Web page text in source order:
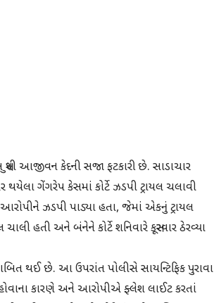
આજીવન કેદની સજા ફટકારી છે. સાડાચાર
થયેલા ગેંગરેપ કેસમાં કોર્ટે ઝડપી ટ્રાયલ ચલાવી
ઝડપી પાડ્યા હતા, જેમાં એકનું ટ્રાયલ
હતી અને બંનેને કોર્ટે શનિવારે કસૂરવાર ઠેરવ્યા
થઈ છે. આ ઉપરાંત પોલીસે સાયન્ટિફિક પુરાવા
હોવાના કારણે અને આરોપીએ ફ્લેશ લાઈટ કરતાં